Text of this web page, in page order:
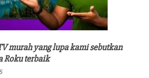
murah yang lupa kami sebutkan
Roku terbaik